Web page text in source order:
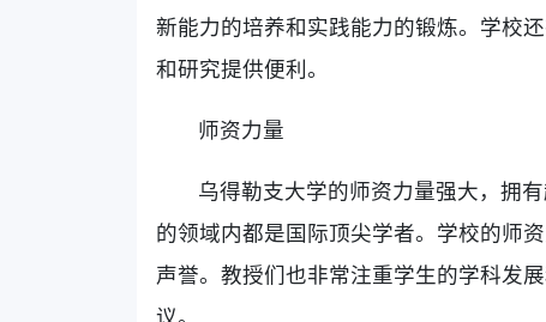
新能力的培养和实践能力的锻炼。学校
和研究提供便利。
师资力量
乌得勒支大学的师资力量强大，拥
的领域内都是国际顶尖学者。学校的师
声誉。教授们也非常注重学生的学科发
议。